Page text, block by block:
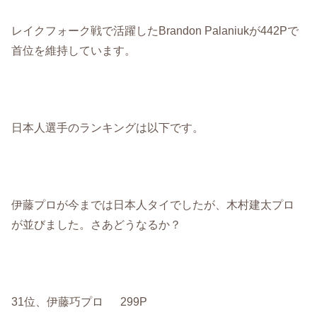
レイクフォーク戦で活躍したBrandon Palaniukが442Pで
首位を維持しています。
日本人選手のランキングは以下です。
伊藤プロが今までは日本人タイでしたが、木村建太プロ
が並びました。さあどうなるか？
31位、伊藤巧プロ 299P